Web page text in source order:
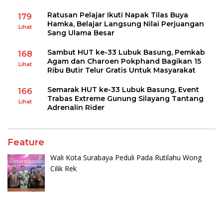
179
Lihat
Ratusan Pelajar Ikuti Napak Tilas Buya
Hamka, Belajar Langsung Nilai Perjuangan
Sang Ulama Besar
168
Lihat
Sambut HUT ke-33 Lubuk Basung, Pemkab
Agam dan Charoen Pokphand Bagikan 15
Ribu Butir Telur Gratis Untuk Masyarakat
166
Lihat
Semarak HUT ke-33 Lubuk Basung, Event
Trabas Extreme Gunung Silayang Tantang
Adrenalin Rider
Feature
Wali Kota Surabaya Peduli Pada Rutilahu Wong
Cilik Rek